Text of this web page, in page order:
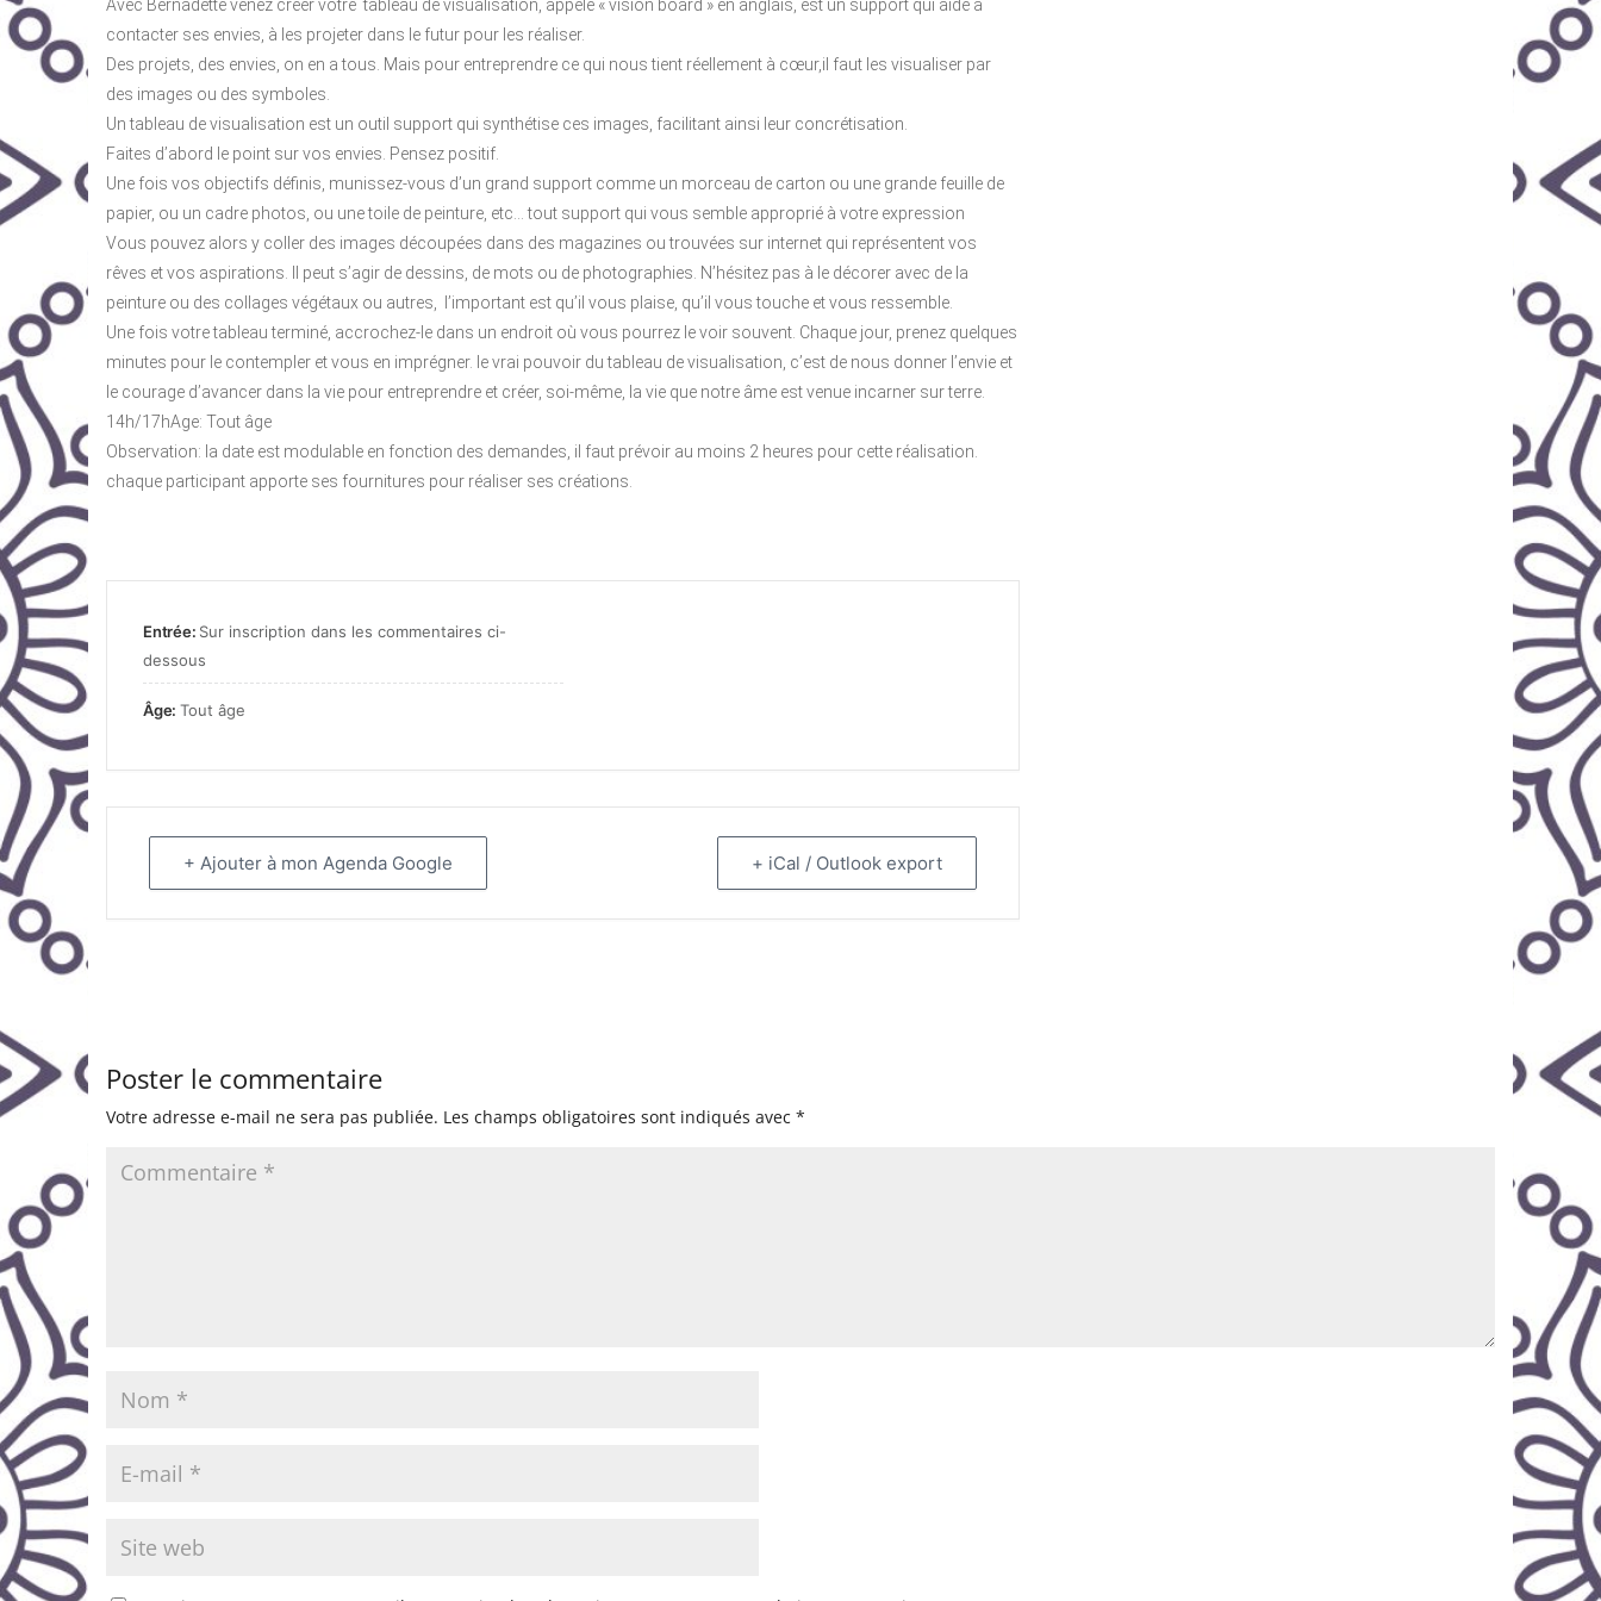
Avec Bernadette venez créer votre tableau de visualisation, appelé « vision board » en anglais, est un support qui aide à
contacter ses envies, à les projeter dans le futur pour les réaliser.
Des projets, des envies, on en a tous. Mais pour entreprendre ce qui nous tient réellement à cœur,il faut les visualiser par
des images ou des symboles.
Un tableau de visualisation est un outil support qui synthétise ces images, facilitant ainsi leur concrétisation.
Faites d’abord le point sur vos envies. Pensez positif.
Une fois vos objectifs définis, munissez-vous d’un grand support comme un morceau de carton ou une grande feuille de
papier, ou un cadre photos, ou une toile de peinture, etc… tout support qui vous semble approprié à votre expression
Vous pouvez alors y coller des images découpées dans des magazines ou trouvées sur internet qui représentent vos
rêves et vos aspirations. Il peut s’agir de dessins, de mots ou de photographies. N’hésitez pas à le décorer avec de la
peinture ou des collages végétaux ou autres, l’important est qu’il vous plaise, qu’il vous touche et vous ressemble.
Une fois votre tableau terminé, accrochez-le dans un endroit où vous pourrez le voir souvent. Chaque jour, prenez quelques
minutes pour le contempler et vous en imprégner. le vrai pouvoir du tableau de visualisation, c’est de nous donner l’envie et
le courage d’avancer dans la vie pour entreprendre et créer, soi-même, la vie que notre âme est venue incarner sur terre.
14h/17hAge: Tout âge
Observation: la date est modulable en fonction des demandes, il faut prévoir au moins 2 heures pour cette réalisation.
chaque participant apporte ses fournitures pour réaliser ses créations.
Entrée: Sur inscription dans les commentaires ci-
dessous
Âge: Tout âge
+ Ajouter à mon Agenda Google + iCal / Outlook export
Poster le commentaire
Votre adresse e-mail ne sera pas publiée. Les champs obligatoires sont indiqués avec *